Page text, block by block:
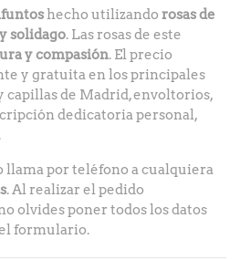
hecho utilizando rosas de
solidago. Las rosas de este
y compasión. El precio
y gratuita en los principales
capillas de Madrid, envoltorios,
dedicatoria personal,
llama por teléfono a cualquiera
. Al realizar el pedido
olvides poner todos los datos
formulario.